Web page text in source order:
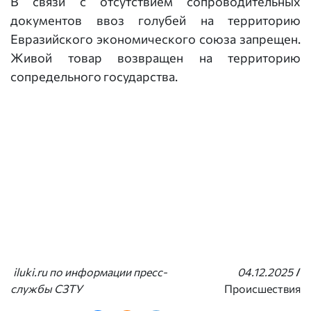
документов ввоз голубей на территорию
Евразийского экономического союза запрещен.
Живой товар возвращен на территорию
сопредельного государства.
iluki.ru по информации пресс-
службы СЗТУ
04.12.2025 /
Происшествия